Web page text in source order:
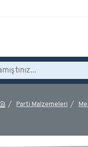
Parti Malzemeleri